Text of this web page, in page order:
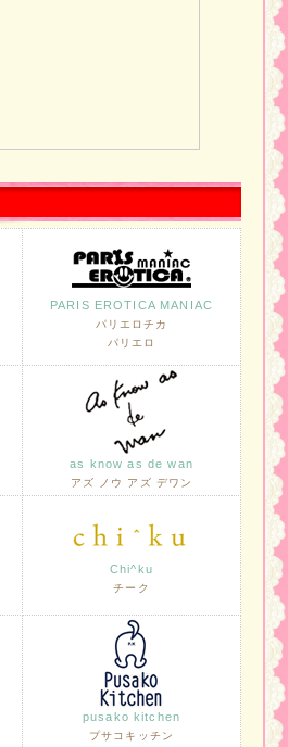
PARIS EROTICA MANIAC
パリエロチカ
パリエロ
as know as de wan
アズ ノウ アズ デワン
Chi^ku
チーク
pusako kitchen
プサコキッチン